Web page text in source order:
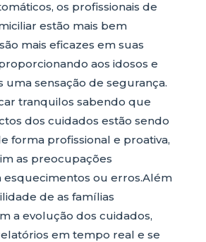
os profissionais de
estão mais bem
mais eficazes em suas
aos idosos e
uma sensação de segurança.
tranquilos sabendo que
dos cuidados estão sendo
forma profissional e proativa,
as preocupações
esquecimentos ou erros.Além
de as famílias
a evolução dos cuidados,
em tempo real e se